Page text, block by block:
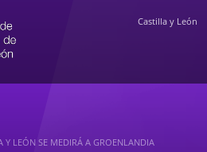
Castilla y León
Y LEÓN SE MEDIRÁ A GROENLANDIA